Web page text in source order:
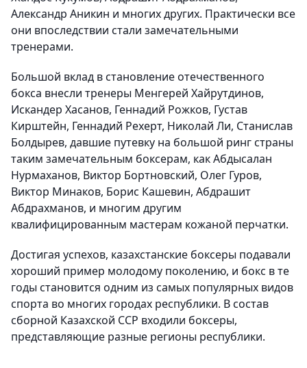
Александр Аникин и многих других. Практически все
они впоследствии стали замечательными
тренерами.
Большой вклад в становление отечественного
бокса внесли тренеры Менгерей Хайрутдинов,
Искандер Хасанов, Геннадий Рожков, Густав
Кирштейн, Геннадий Рехерт, Николай Ли, Станислав
Болдырев, давшие путевку на большой ринг страны
таким замечательным боксерам, как Абдысалан
Нурмаханов, Виктор Бортновский, Олег Гуров,
Виктор Минаков, Борис Кашевин, Абдрашит
Абдрахманов, и многим другим
квалифицированным мастерам кожаной перчатки.
Достигая успехов, казахстанские боксеры подавали
хороший пример молодому поколению, и бокс в те
годы становится одним из самых популярных видов
спорта во многих городах республики. В состав
сборной Казахской ССР входили боксеры,
представляющие разные регионы республики.